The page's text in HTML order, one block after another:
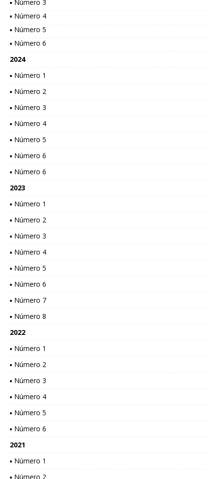
▪ Número 3
▪ Número 4
▪ Número 5
▪ Número 6
2024
▪ Número 1
▪ Número 2
▪ Número 3
▪ Número 4
▪ Número 5
▪ Número 6
▪ Número 6
2023
▪ Número 1
▪ Número 2
▪ Número 3
▪ Número 4
▪ Número 5
▪ Número 6
▪ Número 7
▪ Número 8
2022
▪ Número 1
▪ Número 2
▪ Número 3
▪ Número 4
▪ Número 5
▪ Número 6
2021
▪ Número 1
▪ Número 2